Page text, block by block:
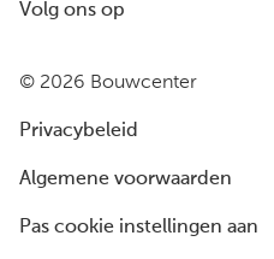
© 2026 Bouwcenter
Privacybeleid
Algemene voorwaarden
Pas cookie instellingen aan
Volg ons op